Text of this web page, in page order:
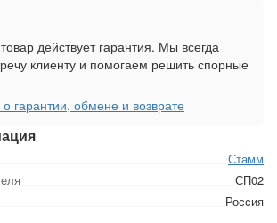
Стамм
СП02
Россия
действует гарантия. Мы всегда
клиенту и помогаем решить спорные
гарантии, обмене и возврате